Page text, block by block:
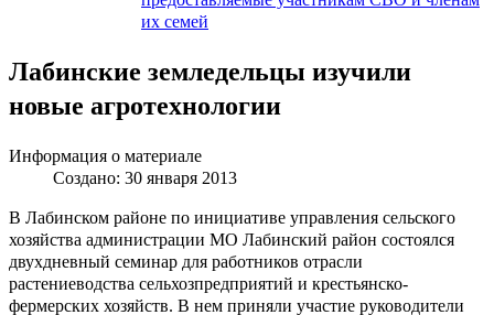
их семей
Лабинские земледельцы изучили
новые агротехнологии
Информация о материале
Создано: 30 января 2013
В Лабинском районе по инициативе управления сельского
хозяйства администрации МО Лабинский район состоялся
двухдневный семинар для работников отрасли
растениеводства сельхозпредприятий и крестьянско-
фермерских хозяйств. В нем приняли участие руководители